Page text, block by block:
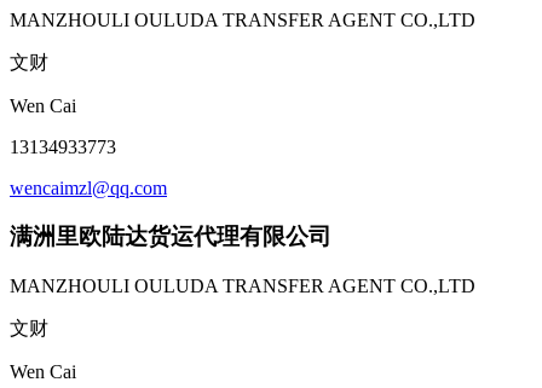
MANZHOULI OULUDA TRANSFER AGENT CO.,LTD
文财
Wen Cai
13134933773
wencaimzl@qq.com
满洲里欧陆达货运代理有限公司
MANZHOULI OULUDA TRANSFER AGENT CO.,LTD
文财
Wen Cai